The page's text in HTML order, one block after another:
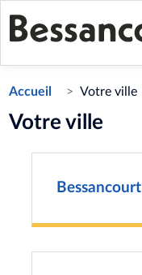
Accueil Votre ville
Votre ville
Bessancourt